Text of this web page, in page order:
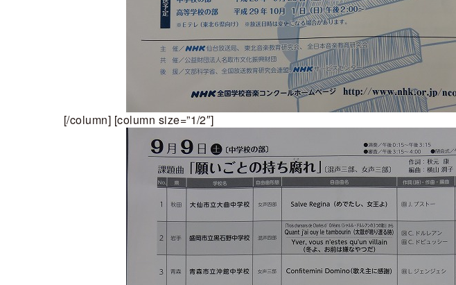
[/column] [column size=”1/2″]